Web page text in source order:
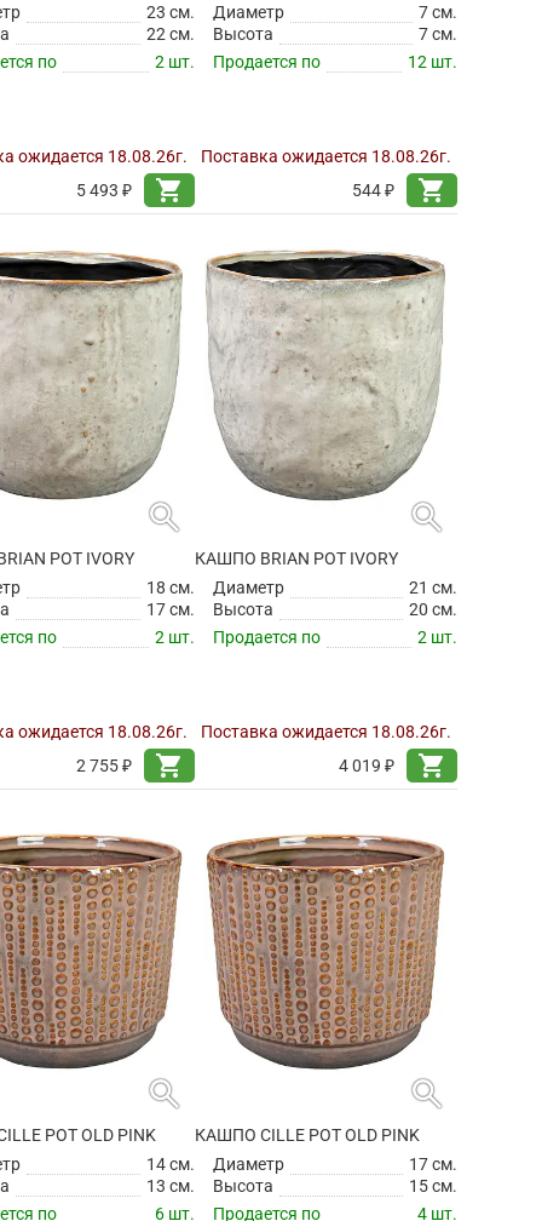
23 см.
22 см.
по
2 шт.
ожидается 18.08.26г.
5 493 ₽
shopping_cart
Диаметр
7 см.
Высота
7 см.
Продается по
12 шт.
Поставка ожидается 18.08.26г.
544 ₽
shopping_cart
search
POT IVORY
18 см.
17 см.
по
2 шт.
ожидается 18.08.26г.
2 755 ₽
shopping_cart
search
КАШПО BRIAN POT IVORY
Диаметр
21 см.
Высота
20 см.
Продается по
2 шт.
Поставка ожидается 18.08.26г.
4 019 ₽
shopping_cart
search
POT OLD PINK
14 см.
13 см.
по
6 шт.
search
КАШПО CILLE POT OLD PINK
Диаметр
17 см.
Высота
15 см.
Продается по
4 шт.